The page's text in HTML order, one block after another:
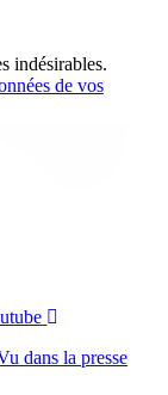
indésirables.
de vos
dans la presse